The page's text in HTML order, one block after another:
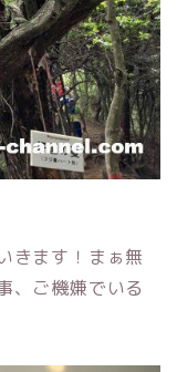
きます！まぁ無
、ご機嫌でいる